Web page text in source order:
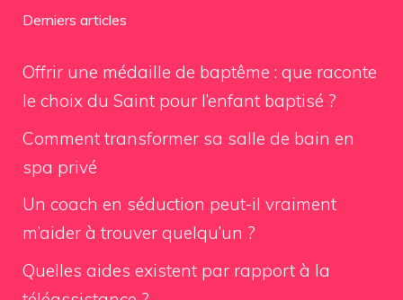
Derniers articles
Offrir une médaille de baptême : que raconte
le choix du Saint pour l’enfant baptisé ?
Comment transformer sa salle de bain en
spa privé
Un coach en séduction peut-il vraiment
m’aider à trouver quelqu’un ?
Quelles aides existent par rapport à la